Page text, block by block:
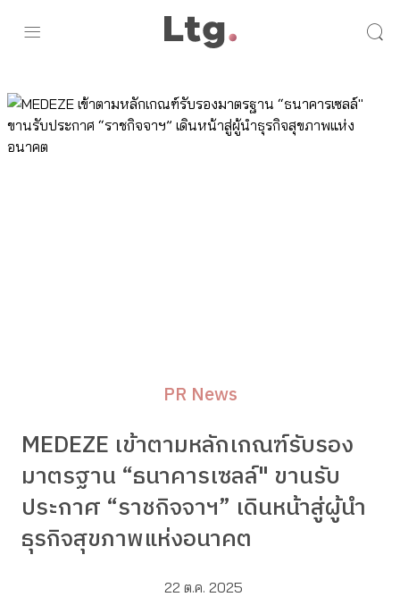
PR News
MEDEZE เข้าตามหลักเกณฑ์รับรอง
มาตรฐาน “ธนาคารเซลล์" ขานรับ
ประกาศ “ราชกิจจาฯ” เดินหน้าสู่ผู้นำ
ธุรกิจสุขภาพแห่งอนาคต
22 ต.ค. 2025